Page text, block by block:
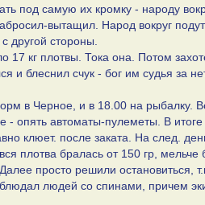
под самую их кромку - народу
вытащил. Народ вокруг
другой стороны.
17 кг плотвы. Тока она. Потом
и блеснил счук - бог им судья за
в Черное, и в 18.00 на рыбалку.
- опять автоматы-пулеметы. В
клюет. после заката. На след.
плотва бралась от 150 гр,
просто решили остановиться,
людей со спинами, причем